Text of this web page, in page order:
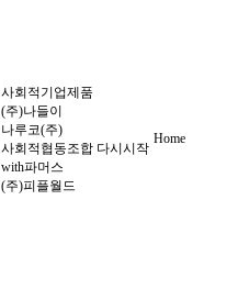
사회적기업제품
(주)나들이
나루코(주)
사회적협동조합 다시시작
with파머스
(주)피플월드
Home